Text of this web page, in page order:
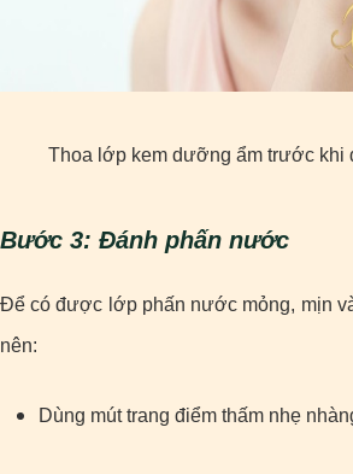
Thoa lớp kem dưỡng ẩm trước khi
Bước 3: Đánh phấn nước
Để có được lớp phấn nước mỏng, mịn
nên:
Dùng mút trang điểm thấm nhẹ